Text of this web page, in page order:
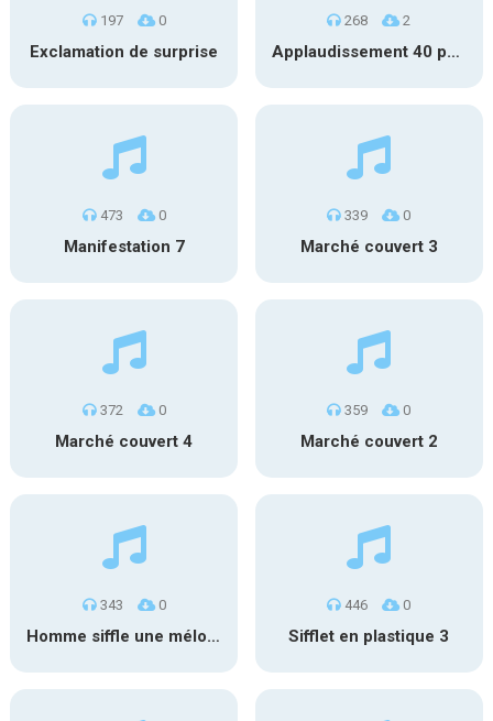
197 0
Exclamation de surprise
268 2
Applaudissement 40 pers. 5
473 0
Manifestation 7
339 0
Marché couvert 3
372 0
Marché couvert 4
359 0
Marché couvert 2
343 0
Homme siffle une mélodie
446 0
Sifflet en plastique 3